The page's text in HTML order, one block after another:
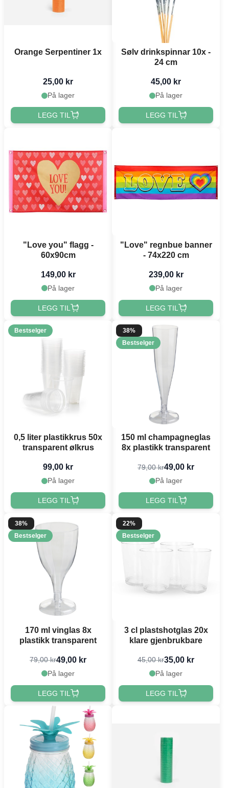
Orange Serpentiner 1x
25,00 kr
På lager
LEGG TIL
Sølv drinkspinnar 10x -
24 cm
45,00 kr
På lager
LEGG TIL
"Love you" flagg -
60x90cm
149,00 kr
På lager
LEGG TIL
"Love" regnbue banner
- 74x220 cm
239,00 kr
På lager
LEGG TIL
Bestselger
0,5 liter plastikkrus 50x
transparent ølkrus
99,00 kr
På lager
LEGG TIL
38%
Bestselger
150 ml champagneglas
8x plastikk transparent
79,00 kr49,00 kr
På lager
LEGG TIL
38%
Bestselger
170 ml vinglas 8x
plastikk transparent
79,00 kr49,00 kr
På lager
LEGG TIL
22%
Bestselger
3 cl plastshotglas 20x
klare gjenbrukbare
45,00 kr35,00 kr
På lager
LEGG TIL